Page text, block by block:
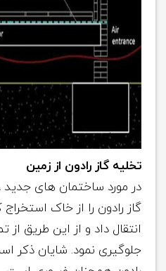
تخلیه گاز رادون از زمین
در مورد ساختمان های
گاز رادون را از خاک استخراج
انتقال داد و از این طریق
جلوگیری نمود. شایان ذکر